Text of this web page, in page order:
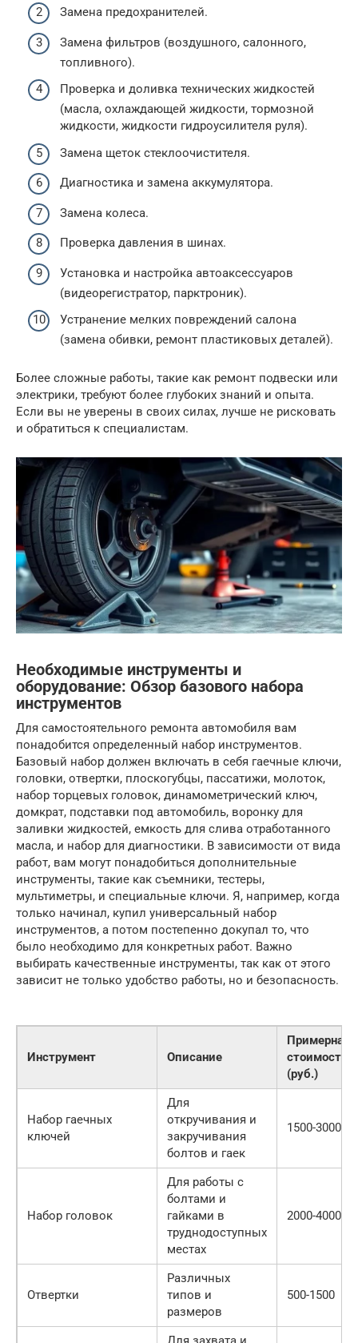
Замена предохранителей.
Замена фильтров (воздушного, салонного,
топливного).
Проверка и доливка технических жидкостей
(масла, охлаждающей жидкости, тормозной
жидкости, жидкости гидроусилителя руля).
Замена щеток стеклоочистителя.
Диагностика и замена аккумулятора.
Замена колеса.
Проверка давления в шинах.
Установка и настройка автоаксессуаров
(видеорегистратор, парктроник).
Устранение мелких повреждений салона
(замена обивки, ремонт пластиковых деталей).
Более сложные работы, такие как ремонт подвески или
электрики, требуют более глубоких знаний и опыта.
Если вы не уверены в своих силах, лучше не рисковать
и обратиться к специалистам.
Необходимые инструменты и
оборудование: Обзор базового набора
инструментов
Для самостоятельного ремонта автомобиля вам
понадобится определенный набор инструментов.
Базовый набор должен включать в себя гаечные ключи,
головки, отвертки, плоскогубцы, пассатижи, молоток,
набор торцевых головок, динамометрический ключ,
домкрат, подставки под автомобиль, воронку для
заливки жидкостей, емкость для слива отработанного
масла, и набор для диагностики. В зависимости от вида
работ, вам могут понадобиться дополнительные
инструменты, такие как съемники, тестеры,
мультиметры, и специальные ключи. Я, например, когда
только начинал, купил универсальный набор
инструментов, а потом постепенно докупал то, что
было необходимо для конкретных работ. Важно
выбирать качественные инструменты, так как от этого
зависит не только удобство работы, но и безопасность.
Инструмент Описание
Примерная
стоимость
(руб.)
Набор гаечных
ключей
Для
откручивания и
закручивания
болтов и гаек
1500-3000
Набор головок
Для работы с
болтами и
гайками в
труднодоступных
местах
2000-4000
Отвертки
Различных
типов и
размеров
500-1500